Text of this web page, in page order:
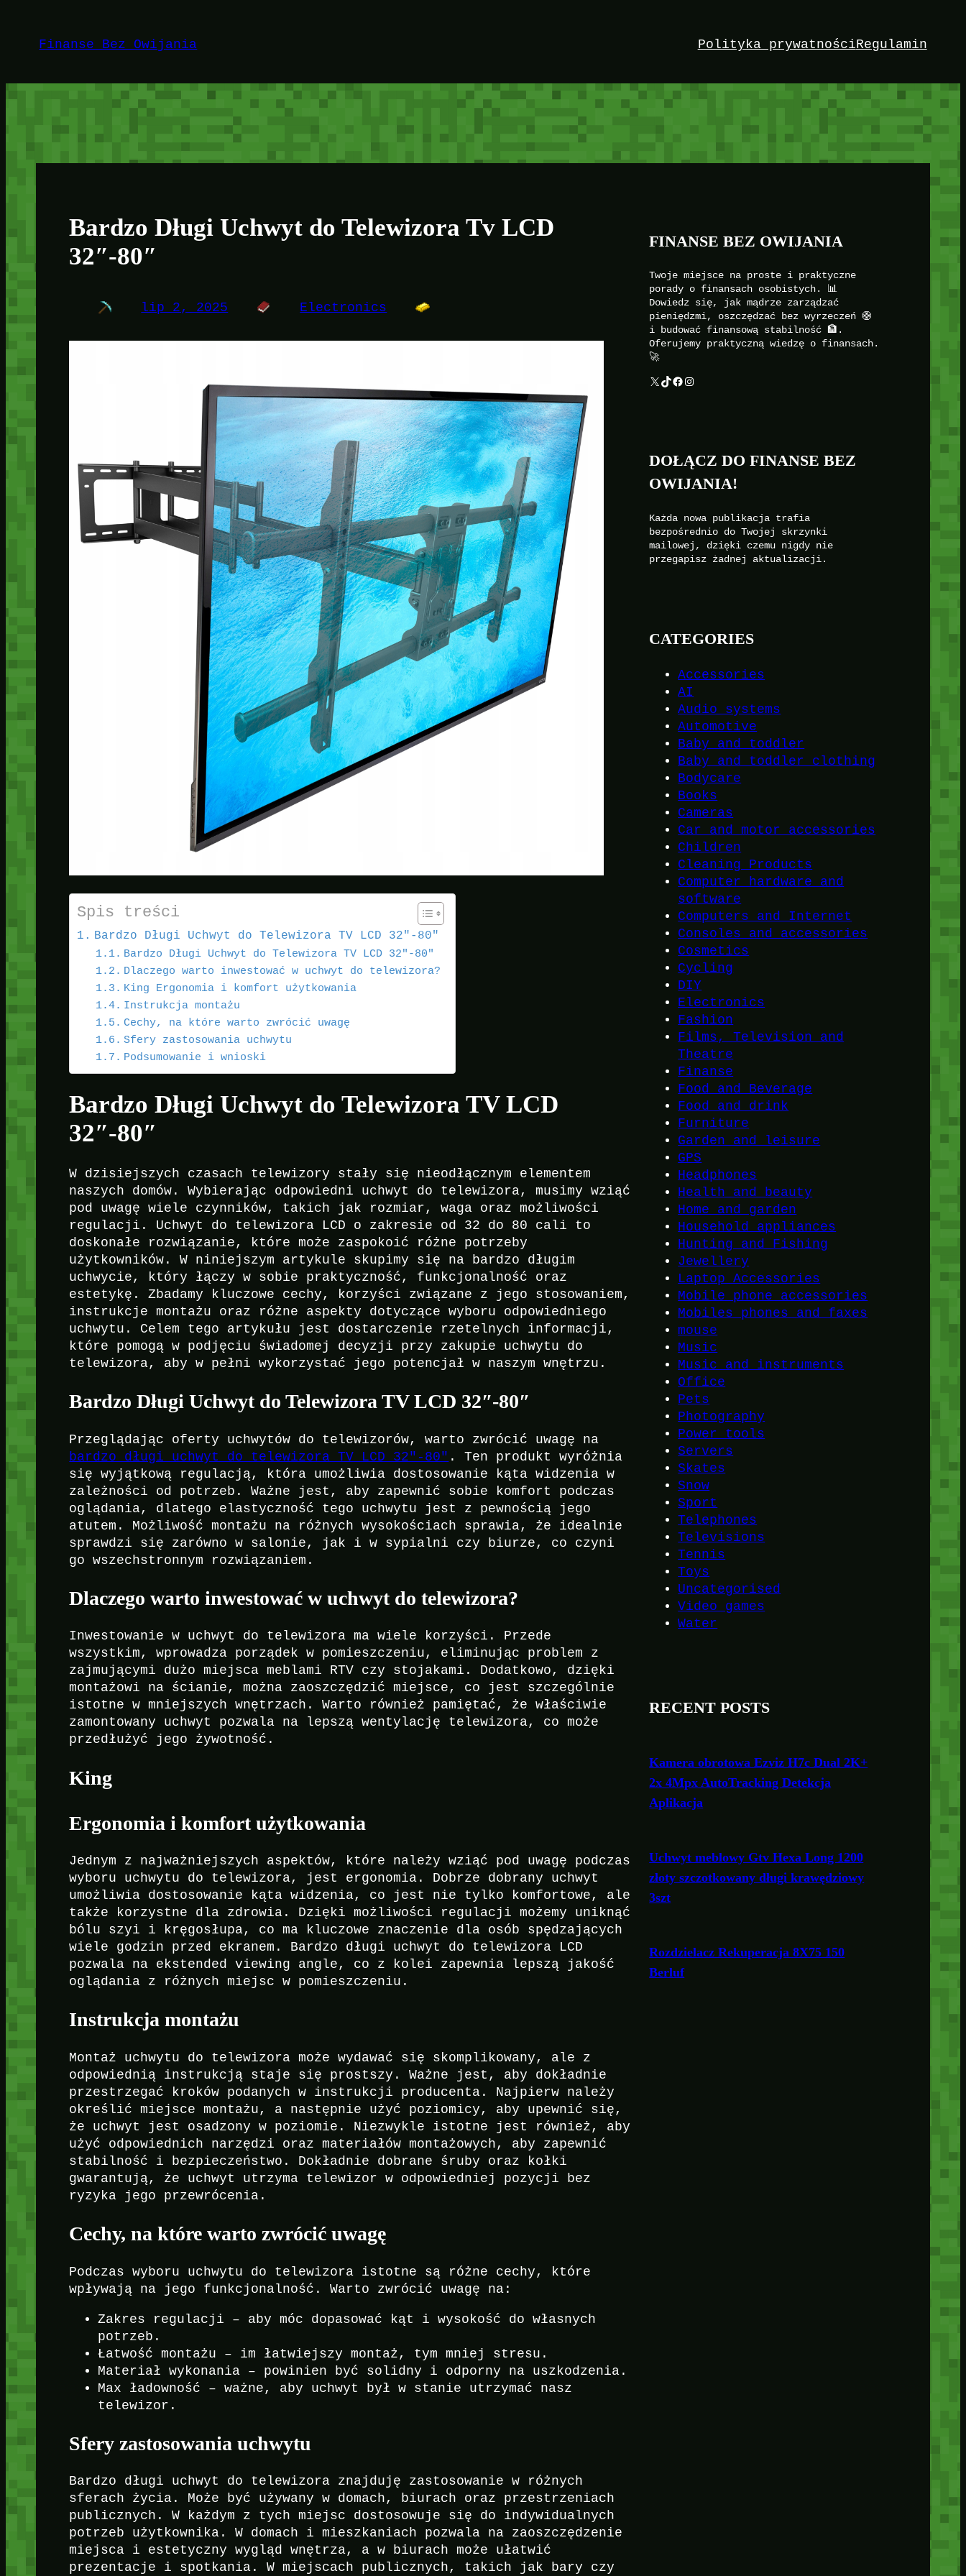
treściFinanse Bez Owijania Polityka prywatnościRegulamin
Bardzo Długi Uchwyt do Telewizora Tv LCD
32″-80″
lip 2, 2025 Electronics
Spis treści
Bardzo Długi Uchwyt do Telewizora TV LCD 32″-80″
Bardzo Długi Uchwyt do Telewizora TV LCD 32″-80″
Dlaczego warto inwestować w uchwyt do telewizora?
King Ergonomia i komfort użytkowania
Instrukcja montażu
Cechy, na które warto zwrócić uwagę
Sfery zastosowania uchwytu
Podsumowanie i wnioski
Bardzo Długi Uchwyt do Telewizora TV LCD
32″-80″
W dzisiejszych czasach telewizory stały się nieodłącznym elementem
naszych domów. Wybierając odpowiedni uchwyt do telewizora, musimy wziąć
pod uwagę wiele czynników, takich jak rozmiar, waga oraz możliwości
regulacji. Uchwyt do telewizora LCD o zakresie od 32 do 80 cali to
doskonałe rozwiązanie, które może zaspokoić różne potrzeby
użytkowników. W niniejszym artykule skupimy się na bardzo długim
uchwycie, który łączy w sobie praktyczność, funkcjonalność oraz
estetykę. Zbadamy kluczowe cechy, korzyści związane z jego stosowaniem,
instrukcje montażu oraz różne aspekty dotyczące wyboru odpowiedniego
uchwytu. Celem tego artykułu jest dostarczenie rzetelnych informacji,
które pomogą w podjęciu świadomej decyzji przy zakupie uchwytu do
telewizora, aby w pełni wykorzystać jego potencjał w naszym wnętrzu.
Bardzo Długi Uchwyt do Telewizora TV LCD 32″-80″
Przeglądając oferty uchwytów do telewizorów, warto zwrócić uwagę na
bardzo długi uchwyt do telewizora TV LCD 32″-80″ . Ten produkt wyróżnia
się wyjątkową regulacją, która umożliwia dostosowanie kąta widzenia w
zależności od potrzeb. Ważne jest, aby zapewnić sobie komfort podczas
oglądania, dlatego elastyczność tego uchwytu jest z pewnością jego
atutem. Możliwość montażu na różnych wysokościach sprawia, że idealnie
sprawdzi się zarówno w salonie, jak i w sypialni czy biurze, co czyni
go wszechstronnym rozwiązaniem.
Dlaczego warto inwestować w uchwyt do telewizora?
Inwestowanie w uchwyt do telewizora ma wiele korzyści. Przede
wszystkim, wprowadza porządek w pomieszczeniu, eliminując problem z
zajmującymi dużo miejsca meblami RTV czy stojakami. Dodatkowo, dzięki
montażowi na ścianie, można zaoszczędzić miejsce, co jest szczególnie
istotne w mniejszych wnętrzach. Warto również pamiętać, że właściwie
zamontowany uchwyt pozwala na lepszą wentylację telewizora, co może
przedłużyć jego żywotność.
King
Ergonomia i komfort użytkowania
Jednym z najważniejszych aspektów, które należy wziąć pod uwagę podczas
wyboru uchwytu do telewizora, jest ergonomia. Dobrze dobrany uchwyt
umożliwia dostosowanie kąta widzenia, co jest nie tylko komfortowe, ale
także korzystne dla zdrowia. Dzięki możliwości regulacji możemy uniknąć
bólu szyi i kręgosłupa, co ma kluczowe znaczenie dla osób spędzających
wiele godzin przed ekranem. Bardzo długi uchwyt do telewizora LCD
pozwala na ekstended viewing angle, co z kolei zapewnia lepszą jakość
oglądania z różnych miejsc w pomieszczeniu.
Instrukcja montażu
Montaż uchwytu do telewizora może wydawać się skomplikowany, ale z
odpowiednią instrukcją staje się prostszy. Ważne jest, aby dokładnie
przestrzegać kroków podanych w instrukcji producenta. Najpierw należy
określić miejsce montażu, a następnie użyć poziomicy, aby upewnić się,
że uchwyt jest osadzony w poziomie. Niezwykle istotne jest również, aby
użyć odpowiednich narzędzi oraz materiałów montażowych, aby zapewnić
stabilność i bezpieczeństwo. Dokładnie dobrane śruby oraz kołki
gwarantują, że uchwyt utrzyma telewizor w odpowiedniej pozycji bez
ryzyka jego przewrócenia.
Cechy, na które warto zwrócić uwagę
Podczas wyboru uchwytu do telewizora istotne są różne cechy, które
wpływają na jego funkcjonalność. Warto zwrócić uwagę na:
Zakres regulacji – aby móc dopasować kąt i wysokość do własnych
potrzeb.
Łatwość montażu – im łatwiejszy montaż, tym mniej stresu.
Materiał wykonania – powinien być solidny i odporny na uszkodzenia.
Max ładowność – ważne, aby uchwyt był w stanie utrzymać nasz
telewizor.
Sfery zastosowania uchwytu
Bardzo długi uchwyt do telewizora znajduję zastosowanie w różnych
sferach życia. Może być używany w domach, biurach oraz przestrzeniach
publicznych. W każdym z tych miejsc dostosowuje się do indywidualnych
potrzeb użytkownika. W domach i mieszkaniach pozwala na zaoszczędzenie
miejsca i estetyczny wygląd wnętrza, a w biurach może ułatwić
prezentacje i spotkania. W miejscach publicznych, takich jak bary czy
FINANSE BEZ OWIJANIA
Twoje miejsce na proste i praktyczne
porady o finansach osobistych. 📊
Dowiedz się, jak mądrze zarządzać
pieniędzmi, oszczędzać bez wyrzeczeń 🛟
i budować finansową stabilność 🏦.
Oferujemy praktyczną wiedzę o finansach.
🚀
X TikTok Facebook Instagram
DOŁĄCZ DO FINANSE BEZ
OWIJANIA!
Każda nowa publikacja trafia
bezpośrednio do Twojej skrzynki
mailowej, dzięki czemu nigdy nie
przegapisz żadnej aktualizacji.
CATEGORIES
Accessories
AI
Audio systems
Automotive
Baby and toddler
Baby and toddler clothing
Bodycare
Books
Cameras
Car and motor accessories
Children
Cleaning Products
Computer hardware and
software
Computers and Internet
Consoles and accessories
Cosmetics
Cycling
DIY
Electronics
Fashion
Films, Television and
Theatre
Finanse
Food and Beverage
Food and drink
Furniture
Garden and leisure
GPS
Headphones
Health and beauty
Home and garden
Household appliances
Hunting and Fishing
Jewellery
Laptop Accessories
Mobile phone accessories
Mobiles phones and faxes
mouse
Music
Music and instruments
Office
Pets
Photography
Power tools
Servers
Skates
Snow
Sport
Telephones
Televisions
Tennis
Toys
Uncategorised
Video games
Water
RECENT POSTS
Kamera obrotowa Ezviz H7c Dual 2K+
2x 4Mpx AutoTracking Detekcja
Aplikacja
Uchwyt meblowy Gtv Hexa Long 1200
złoty szczotkowany długi krawędziowy
3szt
Rozdzielacz Rekuperacja 8X75 150
Berluf